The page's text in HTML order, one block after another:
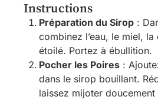
Instructions
Préparation du Sirop :
combinez l’eau, le miel, la
étoilé. Portez à ébullition.
Pocher les Poires :
dans le sirop bouillant.
laissez mijoter